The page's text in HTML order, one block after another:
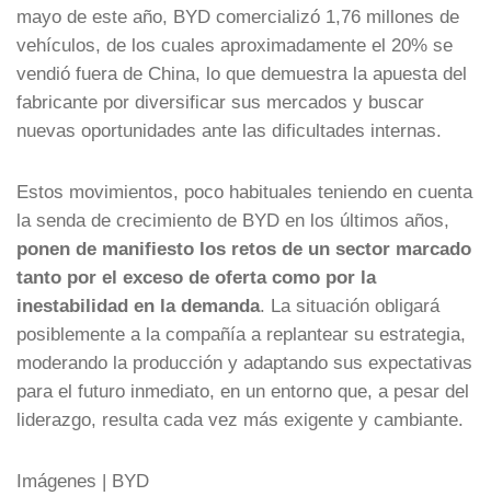
mayo de este año, BYD comercializó 1,76 millones de
vehículos, de los cuales aproximadamente el 20% se
vendió fuera de China, lo que demuestra la apuesta del
fabricante por diversificar sus mercados y buscar
nuevas oportunidades ante las dificultades internas.
Estos movimientos, poco habituales teniendo en cuenta
la senda de crecimiento de BYD en los últimos años,
ponen de manifiesto los retos de un sector marcado
tanto por el exceso de oferta como por la
inestabilidad en la demanda. La situación obligará
posiblemente a la compañía a replantear su estrategia,
moderando la producción y adaptando sus expectativas
para el futuro inmediato, en un entorno que, a pesar del
liderazgo, resulta cada vez más exigente y cambiante.
Imágenes | BYD